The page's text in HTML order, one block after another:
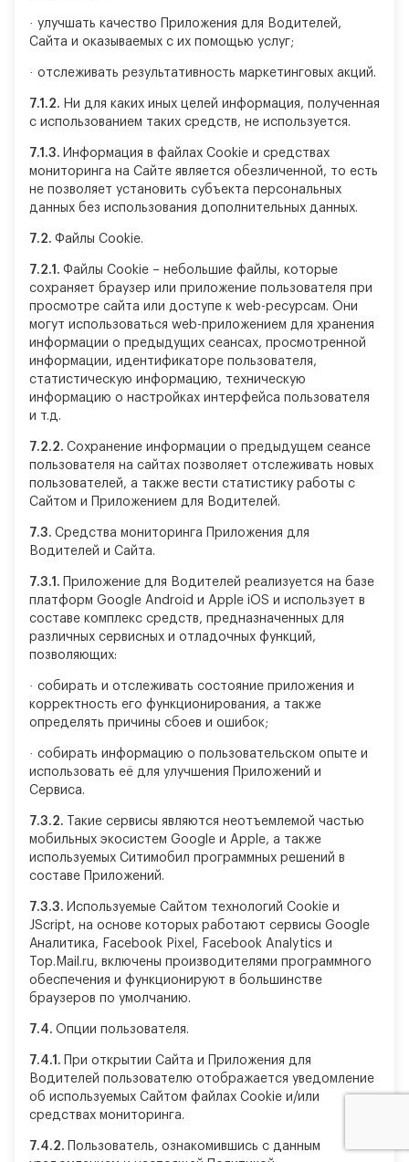
· улучшать качество Приложения для Водителей,
Сайта и оказываемых с их помощью услуг;
· отслеживать результативность маркетинговых акций.
7.1.2. Ни для каких иных целей информация, полученная
с использованием таких средств, не используется.
7.1.3. Информация в файлах Cookie и средствах
мониторинга на Сайте является обезличенной, то есть
не позволяет установить субъекта персональных
данных без использования дополнительных данных.
7.2. Файлы Cookie.
7.2.1. Файлы Cookie – небольшие файлы, которые
сохраняет браузер или приложение пользователя при
просмотре сайта или доступе к web-ресурсам. Они
могут использоваться web-приложением для хранения
информации о предыдущих сеансах, просмотренной
информации, идентификаторе пользователя,
статистическую информацию, техническую
информацию о настройках интерфейса пользователя
и т.д.
7.2.2. Сохранение информации о предыдущем сеансе
пользователя на сайтах позволяет отслеживать новых
пользователей, а также вести статистику работы с
Сайтом и Приложением для Водителей.
7.3. Средства мониторинга Приложения для
Водителей и Сайта.
7.3.1.
Приложение для Водителей реализуется на базе
платформ Google Android и Apple iOS и использует в
составе комплекс средств, предназначенных для
различных сервисных и отладочных функций,
позволяющих:
· собирать и отслеживать состояние приложения и
корректность его функционирования, а также
определять причины сбоев и ошибок;
· собирать информацию о пользовательском опыте и
использовать её для улучшения Приложений и
Сервиса.
7.3.2.
Такие сервисы являются неотъемлемой частью
мобильных экосистем Google и Apple, а также
используемых Ситимобил программных решений в
составе Приложений.
7.3.3. Используемые Сайтом технологий Сookie и
JScript, на основе которых работают сервисы Google
Аналитика, Facebook Pixel, Facebook Analytics и
Top.Mail.ru, включены производителями программного
обеспечения и функционируют в большинстве
браузеров по умолчанию.
7.4. Опции пользователя.
7.4.1.
При открытии Сайта и Приложения для
Водителей пользователю отображается уведомление
об используемых Сайтом файлах Cookie и/или
средствах мониторинга.
7.4.2.
Пользователь, ознакомившись с данным